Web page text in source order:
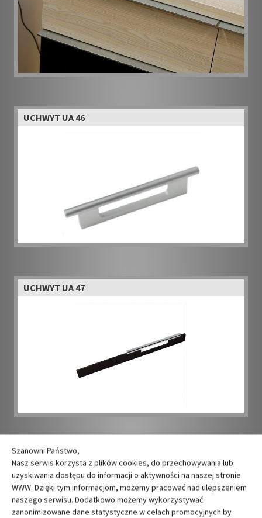
Szanowni Państwo,
Nasz serwis korzysta z plików cookies, do przechowywania lub
uzyskiwania dostępu do informacji o aktywności na naszej stronie
WWW. Dzięki tym informacjom, możemy pracować nad ulepszeniem
naszego serwisu. Dodatkowo możemy wykorzystywać
zanonimizowane dane statystyczne w celach promocyjnych by
UCHWYT UA 46
UCHWYT UA 47
UCHWYT UA 48